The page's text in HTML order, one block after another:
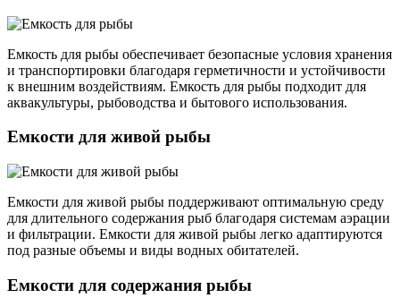
Емкость для рыбы обеспечивает безопасные условия хранения
и транспортировки благодаря герметичности и устойчивости
к внешним воздействиям. Емкость для рыбы подходит для
аквакультуры, рыбоводства и бытового использования.
Емкости для живой рыбы
Емкости для живой рыбы поддерживают оптимальную среду
для длительного содержания рыб благодаря системам аэрации
и фильтрации. Емкости для живой рыбы легко адаптируются
под разные объемы и виды водных обитателей.
Емкости для содержания рыбы